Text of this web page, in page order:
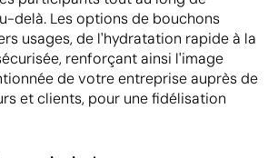
delà. Les options de bouchons
usages, de l'hydratation rapide à la
renforçant ainsi l'image
de votre entreprise auprès de
et clients, pour une fidélisation